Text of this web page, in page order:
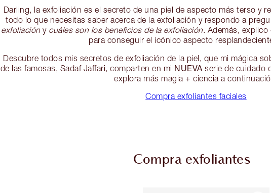
Darling, la exfoliación es el secreto de una piel de aspecto más terso y
todo lo que necesitas saber acerca de la exfoliación y respondo a
exfoliacióny cuáles son los beneficios de la exfoliación. Además,
para conseguir el icónico aspecto
Descubre todos mis secretos de exfoliación de la piel, que mi mágica
de las famosas, Sadaf Jaffari, comparten en mi NUEVA serie de cuidado
explora más magia + ciencia a
Compra exfoliantes faciales
Compra exfoliantes